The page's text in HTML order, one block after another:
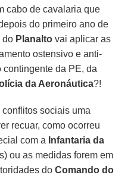
cabo de cavalaria que
do primeiro ano de
do Planalto vai aplicar as
ostensivo e anti-
contingente da PE, da
da Aeronáutica?!
sociais uma
recuar, como ocorreu
com a Infantaria da
ou as medidas forem em
doComando do